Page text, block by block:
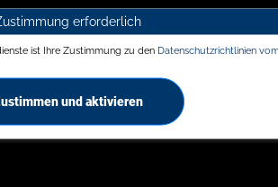
erforderlich
ist Ihre Zustimmung zu den Datenschutzrichtlinien
und aktivieren